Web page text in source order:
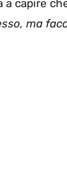
a capire
ma